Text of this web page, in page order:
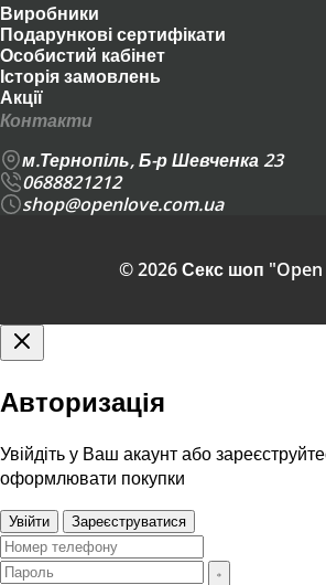
Виробники
Подарункові сертифікати
Особистий кабінет
Історія замовлень
Акції
Контакти
м.Тернопіль, Б-р Шевченка 23
0688821212
shop@openlove.com.ua
© 2026 Секс шоп
Авторизація
Увійдіть у Ваш акаунт або
оформлювати покупки
Увійти Зареєструватися